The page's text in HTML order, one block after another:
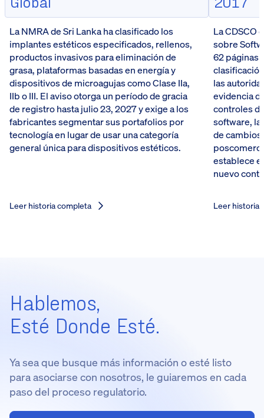
La NMRA de Sri Lanka ha clasificado los
implantes estéticos especificados, rellenos,
productos invasivos para eliminación de
grasa, plataformas basadas en energía y
dispositivos de microagujas como Clase IIa,
IIb o III. El aviso otorga un período de gracia
de registro hasta julio 23, 2027 y exige a los
fabricantes segmentar sus portafolios por
tecnología en lugar de usar una categoría
general única para dispositivos estéticos.
Leer historia completa
La CDSCO
sobre
62 páginas
las
evidencia
controles
software,
de cambios
establece
nuevo
Leer historia
Hablemos,
Esté Donde Esté.
Ya sea que busque más información o esté listo
para asociarse con nosotros, le guiaremos en cada
paso del proceso regulatorio.